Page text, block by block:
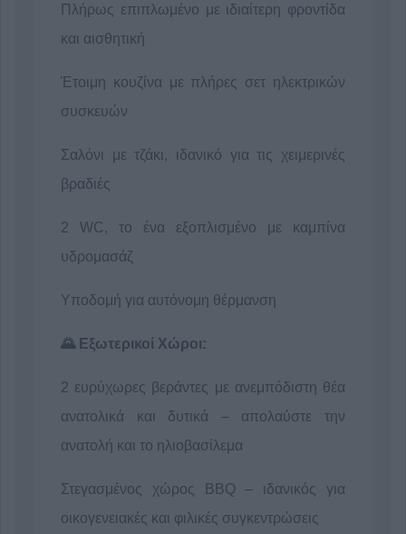
Πλήρως επιπλωμένο με ιδιαίτερη φροντίδα
και αισθητική
Έτοιμη κουζίνα με πλήρες σετ ηλεκτρικών
συσκευών
Σαλόνι με τζάκι, ιδανικό για τις χειμερινές
βραδιές
2 WC, το ένα εξοπλισμένο με καμπίνα
υδρομασάζ
Υποδομή για αυτόνομη θέρμανση
🌄 Εξωτερικοί Χώροι:
2 ευρύχωρες βεράντες με ανεμπόδιστη θέα
ανατολικά και δυτικά – απολαύστε την
ανατολή και το ηλιοβασίλεμα
Στεγασμένος χώρος BBQ – ιδανικός για
οικογενειακές και φιλικές συγκεντρώσεις